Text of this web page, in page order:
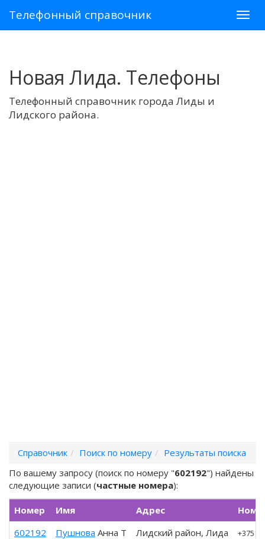
Телефонный справочник
Новая Лида. Телефоны
Телефонный справочник города Лиды и
Лидского района.
Справочник Поиск по номеру
Результаты поиска
По вашему запросу (поиск по номеру "602192") найдены
следующие записи (частные номера):
Номер Имя Адрес
602192
Пушнова Анна Т Лидский район, Лида